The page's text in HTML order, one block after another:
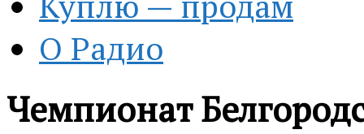
О Радио
Чемпионат